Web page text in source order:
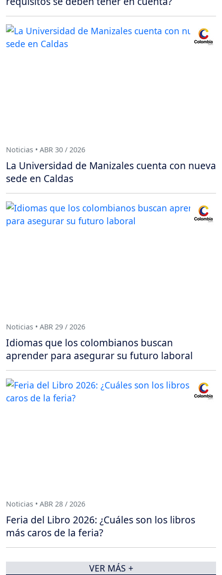
Noticias • ABR 30 / 2026
La Universidad de Manizales cuenta con nueva
sede en Caldas
Noticias • ABR 29 / 2026
Idiomas que los colombianos buscan
aprender para asegurar su futuro laboral
Noticias • ABR 28 / 2026
Feria del Libro 2026: ¿Cuáles son los libros
más caros de la feria?
VER MÁS +